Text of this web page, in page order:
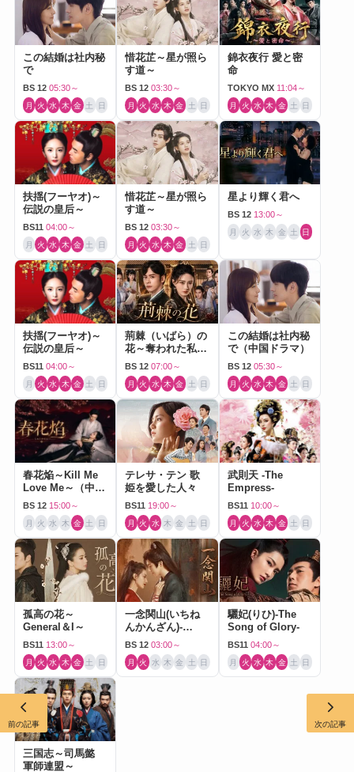
この結婚は社内秘
で
BS 12 05:30～
月 火 水 木 金 土 日
惜花芷～星が照ら
す道～
BS 12 03:30～
月 火 水 木 金 土 日
錦衣夜行 愛と密
命
TOKYO MX 11:04～
月 火 水 木 金 土 日
扶揺(フーヤオ)～
伝説の皇后～
BS11 04:00～
月 火 水 木 金 土 日
惜花芷～星が照ら
す道～
BS 12 03:30～
月 火 水 木 金 土 日
星より輝く君へ
BS 12 13:00～
月 火 水 木 金 土 日
扶揺(フーヤオ)～
伝説の皇后～
BS11 04:00～
月 火 水 木 金 土 日
荊棘（いばら）の
花～奪われた私～
（中国ドラマ）
BS 12 07:00～
月 火 水 木 金 土 日
この結婚は社内秘
で（中国ドラマ）
BS 12 05:30～
月 火 水 木 金 土 日
春花焔～Kill Me
Love Me～（中国
ドラマ）
BS 12 15:00～
月 火 水 木 金 土 日
テレサ・テン 歌
姫を愛した人々
BS11 19:00～
月 火 水 木 金 土 日
武則天 -The
Empress-
BS11 10:00～
月 火 水 木 金 土 日
孤高の花～
General＆I～
BS11 13:00～
月 火 水 木 金 土 日
一念関山(いちね
んかんざん)-
Journey to Love-
BS 12 03:00～
月 火 水 木 金 土 日
驪妃(りひ)-The
Song of Glory-
BS11 04:00～
月 火 水 木 金 土 日
三国志～司馬懿
軍師連盟～
前の記事 次の記事